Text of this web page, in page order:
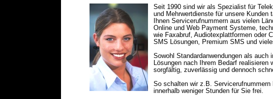
Seit 1990 sind wir als Spezialist für
und Mehrwertdienste für unsere Kunden
Ihnen Servicerufnummern aus vielen
Online und Web Payment Systeme,
wie Faxabruf, Audiotexplattformen oder
SMS Lösungen, Premium SMS und
Sowohl Standardanwendungen als auch
Lösungen nach Ihrem Bedarf realisieren
sorgfältig, zuverlässig und dennoch
So schalten wir z.B. Servicerufnummern
innerhalb weniger Stunden für Sie frei.